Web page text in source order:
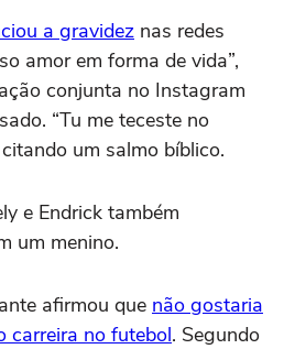
a gravidez nas redes
amor em forma de vida”,
conjunta no Instagram
“Tu me teceste no
um salmo bíblico.
e Endrick também
um menino.
afirmou que não gostaria
carreira no futebol. Segundo